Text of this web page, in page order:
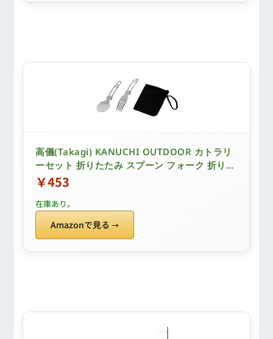
高儀(Takagi) KANUCHI OUTDOOR カトラリ
ーセット 折りたたみ スプーン フォーク 折りた
たんでコンパクトに収納可能 メスティンにも収
納可能 収納袋付き 材質:ステンレス鋼 固定ロッ
ク機構 キャンプ キャンプ用品 ソロキャン アウ
トドア 野外用 登山 調理器具 災害時 たかぎ
TAKAGI
￥453
在庫あり。
Amazonで見る